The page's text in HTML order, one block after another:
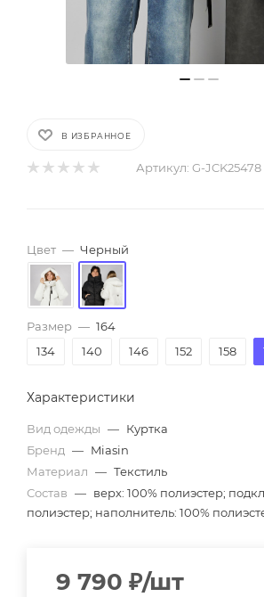
В ИЗБРАННОЕ
Артикул: G-JCK25478
Цвет — Черный
Размер — 164
134
140 146 152 158
Характеристики
Вид одежды — Куртка
Бренд — Miasin
Материал — Текстиль
Состав — верх: 100% полиэстер;
полиэстер; наполнитель: 100%
9 790 ₽/шт